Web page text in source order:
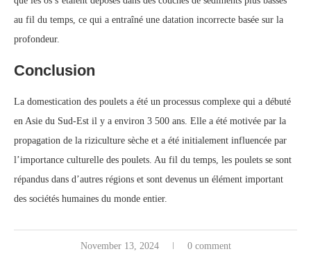
au fil du temps, ce qui a entraîné une datation incorrecte basée sur la
profondeur.
Conclusion
La domestication des poulets a été un processus complexe qui a débuté
en Asie du Sud-Est il y a environ 3 500 ans. Elle a été motivée par la
propagation de la riziculture sèche et a été initialement influencée par
l’importance culturelle des poulets. Au fil du temps, les poulets se sont
répandus dans d’autres régions et sont devenus un élément important
des sociétés humaines du monde entier.
November 13, 2024 0 comment